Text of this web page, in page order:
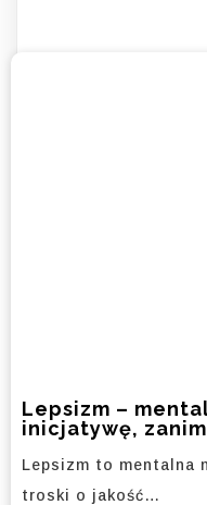
Lepsizm –
inicjatywę,
Lepsizm to mentalna
troski o jakość…